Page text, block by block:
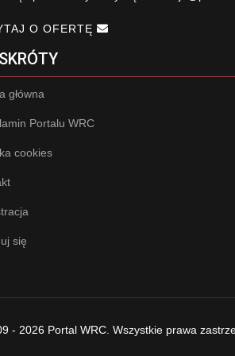
O OFERTĘ
główna
Portalu WRC
cookies
się
- 2026 Portal WRC. Wszystkie prawa